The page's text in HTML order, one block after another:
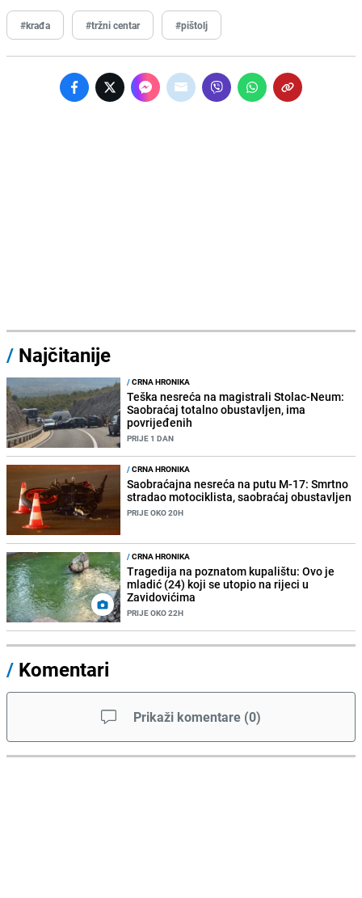
#krađa #tržni centar #pištolj
/ Najčitanije
/CRNA HRONIKA
Teška nesreća na magistrali Stolac-Neum:
Saobraćaj totalno obustavljen, ima
povrijeđenih
PRIJE 1 DAN
/CRNA HRONIKA
Saobraćajna nesreća na putu M-17: Smrtno
stradao motociklista, saobraćaj obustavljen
PRIJE OKO 20H
/CRNA HRONIKA
Tragedija na poznatom kupalištu: Ovo je
mladić (24) koji se utopio na rijeci u
Zavidovićima
PRIJE OKO 22H
/ Komentari
Prikaži komentare (0)